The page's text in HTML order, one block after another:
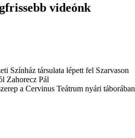
videónk
Színház társulata lépett fel Szarvason
Zahorecz Pál
a Cervinus Teátrum nyári táborában